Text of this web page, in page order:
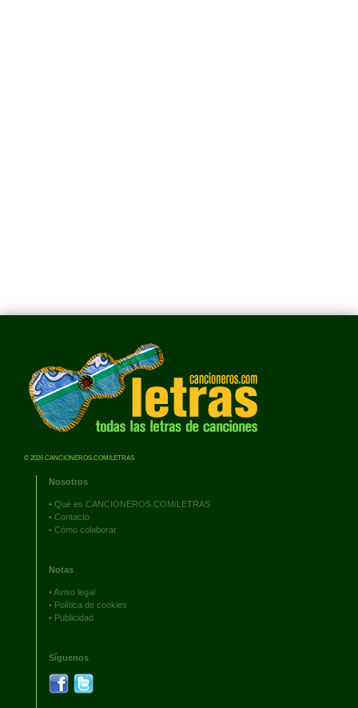
© 2026 CANCIONEROS.COM/LETRAS
Nosotros
• Qué es CANCIONEROS.COM/LETRAS
• Contacto
• Cómo colaborar
Notas
•Aviso legal
• Política de cookies
• Publicidad
Síguenos